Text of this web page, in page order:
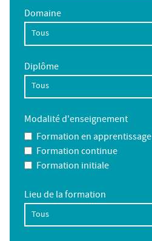
Domaine
Diplôme
Modalité d'enseignement
Formation en apprentissage
Formation continue
Formation initiale
Lieu de la formation